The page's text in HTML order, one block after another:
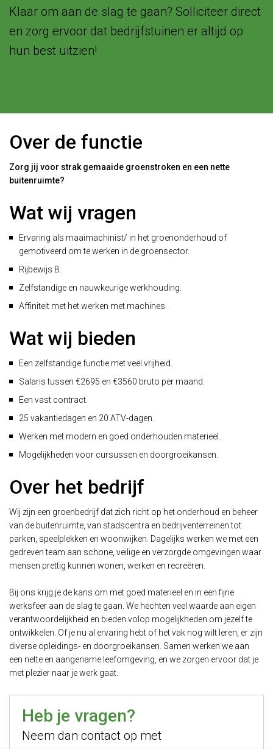
Klaar om aan de slag te gaan? Solliciteer direct
en zorg ervoor dat bedrijfstuinen er altijd op
hun best uitzien!
Over de functie
Zorg jij voor strak gemaaide groenstroken en een nette
buitenruimte?
Wat wij vragen
Ervaring als maaimachinist/ in het groenonderhoud of
gemotiveerd om te werken in de groensector.
Rijbewijs B.
Zelfstandige en nauwkeurige werkhouding.
Affiniteit met het werken met machines.
Wat wij bieden
Een zelfstandige functie met veel vrijheid.
Salaris tussen €2695 en €3560 bruto per maand.
Een vast contract.
25 vakantiedagen en 20 ATV-dagen.
Werken met modern en goed onderhouden materieel.
Mogelijkheden voor cursussen en doorgroeikansen.
Over het bedrijf
Wij zijn een groenbedrijf dat zich richt op het onderhoud en beheer
van de buitenruimte, van stadscentra en bedrijventerreinen tot
parken, speelplekken en woonwijken. Dagelijks werken we met een
gedreven team aan schone, veilige en verzorgde omgevingen waar
mensen prettig kunnen wonen, werken en recreëren.
Bij ons krijg je de kans om met goed materieel en in een fijne
werksfeer aan de slag te gaan. We hechten veel waarde aan eigen
verantwoordelijkheid en bieden volop mogelijkheden om jezelf te
ontwikkelen. Of je nu al ervaring hebt of het vak nog wilt leren, er zijn
diverse opleidings- en doorgroeikansen. Samen werken we aan
een nette en aangename leefomgeving, en we zorgen ervoor dat je
met plezier naar je werk gaat.
Heb je vragen?
Neem dan contact op met